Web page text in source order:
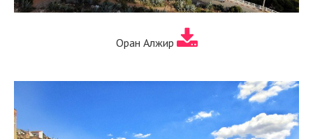
Оран Алжир